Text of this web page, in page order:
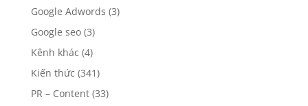
Google Adwords (3)
Google seo(3)
Kênh khác (4)
Kiến thức (341)
PR – Content(33)